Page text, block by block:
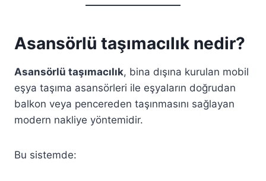
Asansörlü taşımacılık nedir?
Asansörlü taşımacılık, bina dışına kurulan mobil
eşya taşıma asansörleri ile eşyaların doğrudan
balkon veya pencereden taşınmasını sağlayan
modern nakliye yöntemidir.
Bu sistemde: